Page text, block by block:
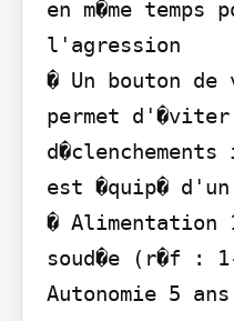
en m�me temps
l'agression
� Un bouton
permet
est �quip�
�
soud�e (r�f :
Autonomie 5